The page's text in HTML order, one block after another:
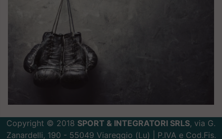
Copyright © 2018 SPORT & INTEGRATORI SRLS, via G.
Zanardelli, 190 - 55049 Viareggio (Lu) | P.IVA e Cod.Fis.